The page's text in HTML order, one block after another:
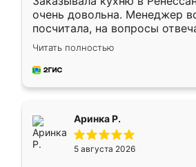
очень довольна. Менеджер
посчитала, на вопросы
Замерщик приехал в
делу со всей
за день, ребята работали
Читать полностью
Аринка Р.
5 августа 2026